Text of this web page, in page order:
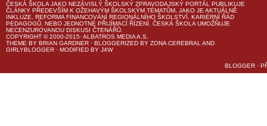
ČESKÁ ŠKOLA JAKO NEZÁVISLÝ ŠKOLSKÝ ZPRAVODAJSKÝ PORTÁL PUBLIKUJE
ČLÁNKY PŘEDEVŠÍM K OŽEHAVÝM ŠKOLSKÝM TÉMATŮM, JAKO JE AKTUÁLNĚ
INKLUZE, REFORMA FINANCOVÁNÍ REGIONÁLNÍHO ŠKOLSTVÍ, KARIÉRNÍ ŘÁD
PEDAGOGŮ, NEBO JEDNOTNÉ PŘIJÍMACÍ ŘÍZENÍ. ČESKÁ ŠKOLA UMOŽŇUJE
NECENZUROVANOU DISKUSI ČTENÁŘŮ.
COPYRIGHT © 2000-2015· ALBATROS MEDIA A.S.
THEME BY BRIAN GARDNER · BLOGGERIZED BY ZONA CEREBRAL AND
GIRLYBLOGGER · MODIFIED BY J4W
BLOGGER ·